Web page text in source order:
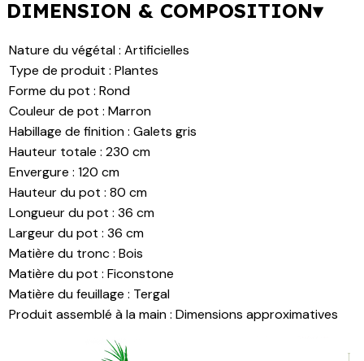
DIMENSION & COMPOSITION▾
Nature du végétal: Artificielles
Type de produit : Plantes
Forme du pot : Rond
Couleur de pot : Marron
Habillage de finition: Galets gris
Hauteur totale : 230 cm
Envergure : 120 cm
Hauteur du pot : 80 cm
Longueur du pot : 36 cm
Largeur du pot : 36 cm
Matière du tronc: Bois
Matière du pot : Ficonstone
Matière du feuillage : Tergal
Produit assemblé à la main: Dimensions approximatives